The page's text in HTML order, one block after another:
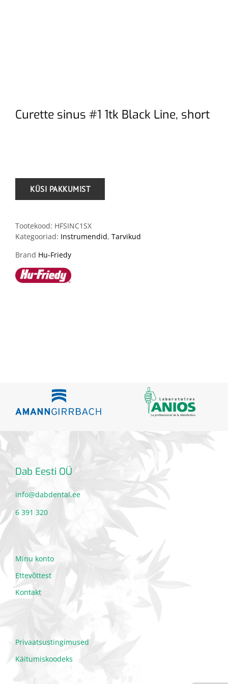
Curette sinus #1 1tk Black Line, short
Tootekood: HFSINC1SX
Kategooriad: Instrumendid, Tarvikud
Brand Hu-Friedy
Dab Eesti OÜ
info@dabdental.ee
6 391 320
Minu konto
Ettevõttest
Kontakt
Privaatsustingimused
Käitumiskoodeks